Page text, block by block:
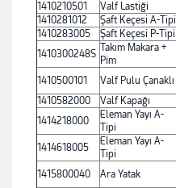
1410210501
Valf Lastiği
1410281012
Şaft Keçesi A-Tipi
1410283005
Şaft Keçesi P-Tipi
1410300248S
Takım Makara +
Pim
1410500101 Valf Pulu Çanaklı
1410582000
Valf Kapağı
1414218000
Eleman Yayı A-
Tipi
1414618005
Eleman Yayı A-
Tipi
1415800040 Ara Yatak